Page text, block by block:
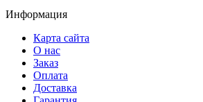
Информация
Карта сайта
О нас
Заказ
Оплата
Доставка